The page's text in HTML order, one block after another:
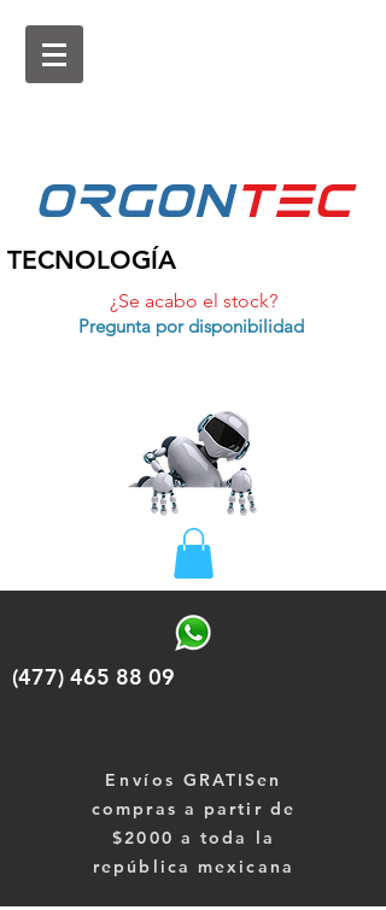
ORGONtEc
TECNOLOGÍA
¿Se acabo el stock?
Pregunta por disponibilidad
(477) 465 88 09
Envíos GRATISen
compras a partir de
$2000 a toda la
república mexicana